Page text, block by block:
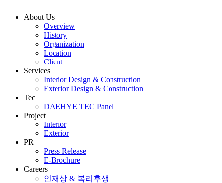
About Us
Overview
History
Organization
Location
Client
Services
Interior Design & Construction
Exterior Design & Construction
Tec
DAEHYE TEC Panel
Project
Interior
Exterior
PR
Press Release
E-Brochure
Careers
인재상 & 복리후생